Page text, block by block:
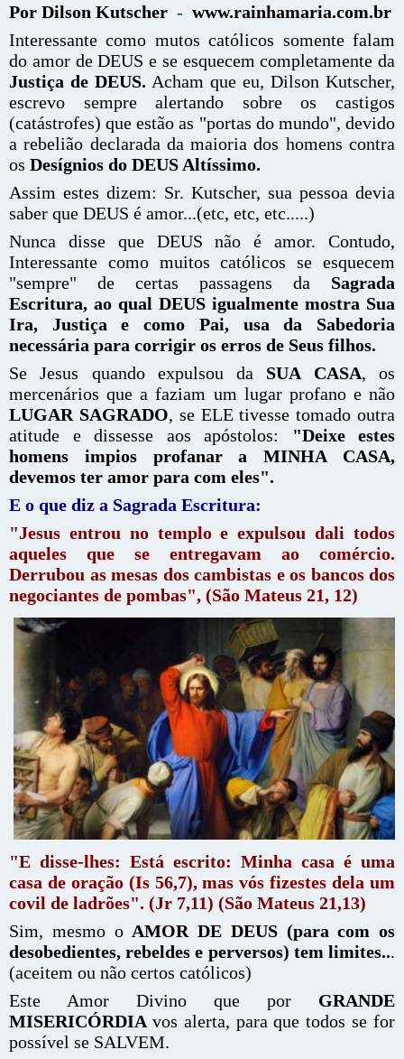
Por Dilson Kutscher - www.rainhamaria.com.br
Interessante como mutos católicos somente falam
do amor de DEUS e se esquecem completamente da
Justiça de DEUS. Acham que eu, Dilson Kutscher,
escrevo sempre alertando sobre os castigos
(catástrofes) que estão as "portas do mundo", devido
a rebelião declarada da maioria dos homens contra
os Desígnios do DEUS Altíssimo.
Assim estes dizem: Sr. Kutscher, sua pessoa devia
saber que DEUS é amor...(etc, etc, etc.....)
Nunca disse que DEUS não é amor. Contudo,
Interessante como muitos católicos se esquecem
"sempre" de certas passagens da Sagrada
Escritura, ao qual DEUS igualmente mostra Sua
Ira, Justiça e como Pai, usa da Sabedoria
necessária para corrigir os erros de Seus filhos.
Se Jesus quando expulsou da SUA CASA, os
mercenários que a faziam um lugar profano e não
LUGAR SAGRADO, se ELE tivesse tomado outra
atitude e dissesse aos apóstolos: "Deixe estes
homens impios profanar a MINHA CASA,
devemos ter amor para com eles".
E o que diz a Sagrada Escritura:
"Jesus entrou no templo e expulsou dali todos
aqueles que se entregavam ao comércio.
Derrubou as mesas dos cambistas e os bancos dos
negociantes de pombas", (São Mateus 21, 12)
"E disse-lhes: Está escrito: Minha casa é uma
casa de oração (Is 56,7), mas vós fizestes dela um
covil de ladrões". (Jr 7,11) (São Mateus 21,13)
Sim, mesmo oAMOR DE DEUS (para com os
desobedientes, rebeldes e perversos) tem limites...
(aceitem ou não certos católicos)
Este Amor Divino que por GRANDE
MISERICÓRDIA vos alerta, para que todos se for
possível se SALVEM.